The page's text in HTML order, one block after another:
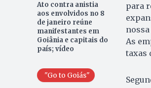
Ato contra anistia
aos envolvidos no 8
de janeiro reúne
manifestantes em
Goiânia e capitais do
país; vídeo
"Go to Goiás"
para
As
taxas